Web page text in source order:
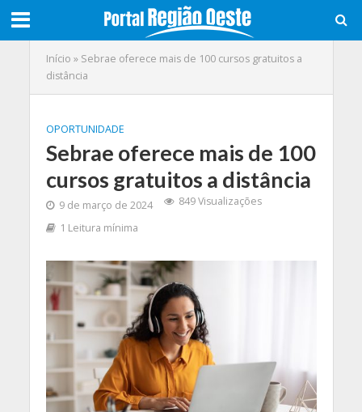
Início » Sebrae oferece mais de 100 cursos gratuitos a
distância
OPORTUNIDADE
Sebrae oferece mais de 100
cursos gratuitos a distância
9 de março de 2024
849 Visualizações
1 Leitura mínima